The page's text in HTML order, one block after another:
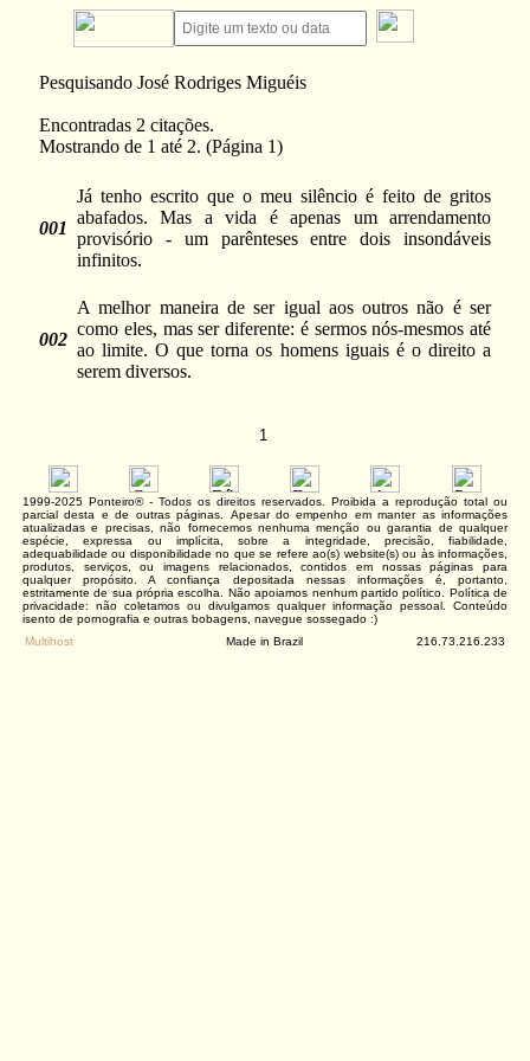
Pesquisando José Rodriges Miguéis
Encontradas 2 citações.
Mostrando de 1 até 2. (Página 1)
001
Já tenho escrito que o meu silêncio é feito de gritos
abafados. Mas a vida é apenas um arrendamento
provisório - um parênteses entre dois insondáveis
infinitos.
002
A melhor maneira de ser igual aos outros não é ser
como eles, mas ser diferente: é sermos nós-mesmos até
ao limite. O que torna os homens iguais é o direito a
serem diversos.
1
1999-2025 Ponteiro® - Todos os direitos reservados. Proibida a reprodução total ou
parcial desta e de outras páginas. Apesar do empenho em manter as informações
atualizadas e precisas, não fornecemos nenhuma menção ou garantia de qualquer
espécie, expressa ou implícita, sobre a integridade, precisão, fiabilidade,
adequabilidade ou disponibilidade no que se refere ao(s) website(s) ou às informações,
produtos, serviços, ou imagens relacionados, contidos em nossas páginas para
qualquer propósito. A confiança depositada nessas informações é, portanto,
estritamente de sua própria escolha. Não apoiamos nenhum partido político. Política de
privacidade: não coletamos ou divulgamos qualquer informação pessoal. Conteúdo
isento de pornografia e outras bobagens, navegue sossegado :)
Multihost
Made in Brazil 216.73.216.233